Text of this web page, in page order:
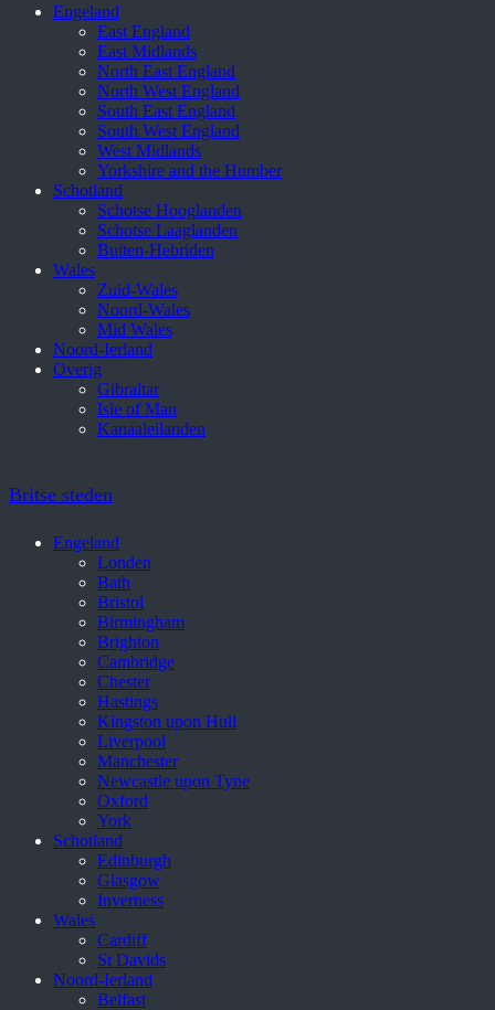
Engeland
East England
East Midlands
North East England
North West England
South East England
South West England
West Midlands
Yorkshire and the Humber
Schotland
Schotse Hooglanden
Schotse Laaglanden
Buiten-Hebriden
Wales
Zuid-Wales
Noord-Wales
Mid Wales
Noord-Ierland
Overig
Gibraltar
Isle of Man
Kanaaleilanden
Britse steden
Engeland
Londen
Bath
Bristol
Birmingham
Brighton
Cambridge
Chester
Hastings
Kingston upon Hull
Liverpool
Manchester
Newcastle upon Tyne
Oxford
York
Schotland
Edinburgh
Glasgow
Inverness
Wales
Cardiff
St Davids
Noord-Ierland
Belfast